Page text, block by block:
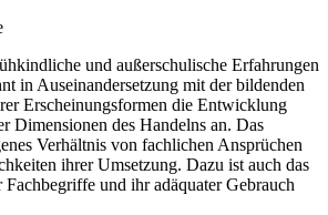
und außerschulische Erfahrungen
in Auseinandersetzung mit der bildenden
Erscheinungsformen die Entwicklung
Dimensionen des Handelns an. Das
Verhältnis von fachlichen Ansprüchen
ihrer Umsetzung. Dazu ist auch das
Fachbegriffe und ihr adäquater Gebrauch